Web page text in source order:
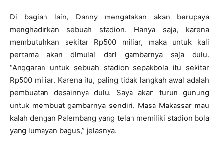
Di bagian lain, Danny mengatakan akan berupaya
menghadirkan sebuah stadion. Hanya saja, karena
membutuhkan sekitar Rp500 miliar, maka untuk kali
pertama akan dimulai dari gambarnya saja dulu.
“Anggaran untuk sebuah stadion sepakbola itu sekitar
Rp500 miliar. Karena itu, paling tidak langkah awal adalah
pembuatan desainnya dulu. Saya akan turun gunung
untuk membuat gambarnya sendiri. Masa Makassar mau
kalah dengan Palembang yang telah memiliki stadion bola
yang lumayan bagus,” jelasnya.